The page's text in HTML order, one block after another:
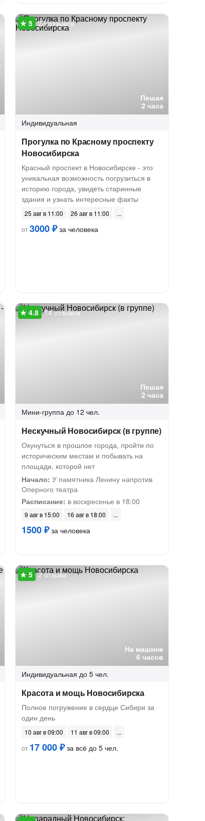
Пешая
2 часа
25 отзывов
Индивидуальная
Прогулка по Красному проспекту
Новосибирска
Красный проспект в Новосибирске - это
уникальная возможность погрузиться в
историю города, увидеть старинные
здания и узнать интересные факты
25 авг в 11:00
26 авг в 11:00
от3000 ₽за человека
Пешая
2 часа
14 отзывов
Мини-группа до 12 чел.
Нескучный Новосибирск (в группе)
Окунуться в прошлое города, пройти по
историческим местам и побывать на
площади, которой нет
Начало: У памятника Ленину напротив
Оперного театра
Расписание: в воскресенье в 18:00
9 авг в 15:00 16 авг в 18:00
1500 ₽за человека
На машине
6 часов
2 отзыва
Индивидуальная до 5 чел.
Красота и мощь Новосибирска
Полное погружение в сердце Сибири за
один день
10 авг в 09:00
11 авг в 09:00
от 17 000 ₽за всё до 5 чел.